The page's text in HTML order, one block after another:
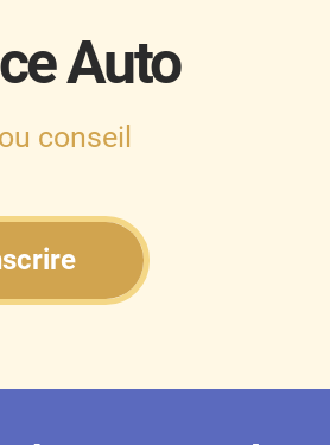
Auto
conseil